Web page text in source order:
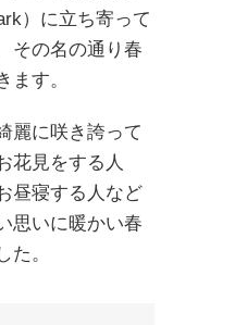
）に立ち寄って
その名の通り春
ます。
麗に咲き誇って
花見をする人
昼寝する人など
思いに暖かい春
た。